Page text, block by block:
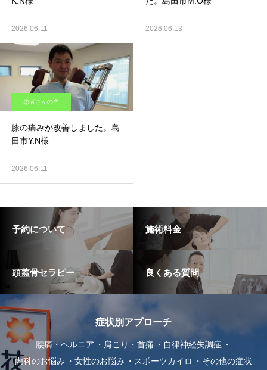
2026.06.11 2026.06.13
患者さんの声
膝の痛みが改善しました。島
田市Y.N様
2026.06.11
予約について 施術料金
頭蓋骨セラピー 良くある質問
症状別アプローチ
腰痛・ヘルニア 肩こり・首痛
自律神経失調症
内科のお悩み
女性のお悩み スポーツカイロ その他の症状